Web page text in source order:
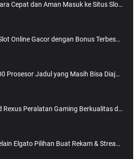
Bali777 Login Cara Cepat dan Aman Masuk ke Situs Slot Online Terpercaya
Buana88 Situs Slot Online Gacor dengan Bonus Terbesar dan Paling Menguntungkan
Intel Core i3-7100 Prosesor Jadul yang Masih Bisa Diajak Ngebut?
Mengenal Brand Rexus Peralatan Gaming Berkualitas dengan Harga Bersahabat
Capture Card Selain Elgato Pilihan Buat Rekam & Streaming Tanpa Ribet